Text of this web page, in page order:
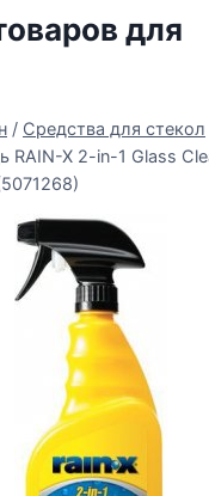
для
/ Средства для стекол
RAIN-X 2-in-1 Glass